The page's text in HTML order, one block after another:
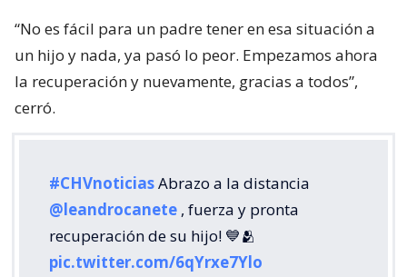
“No es fácil para un padre tener en esa situación a
un hijo y nada, ya pasó lo peor. Empezamos ahora
la recuperación y nuevamente, gracias a todos”,
cerró.
#CHVnoticiasAbrazo a la distancia
@leandrocanete , fuerza y pronta
recuperación de su hijo! 💙🫂
pic.twitter.com/6qYrxe7Ylo